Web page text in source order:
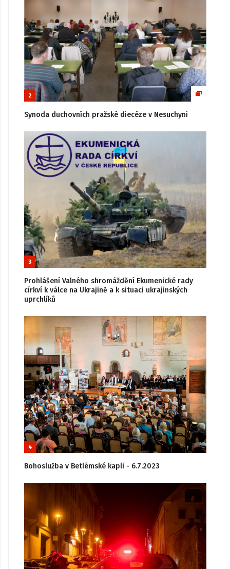
2
Synoda duchovních pražské diecéze v Nesuchyni
3
Prohlášení Valného shromáždění Ekumenické rady
církví k válce na Ukrajině a k situaci ukrajinských
uprchlíků
4
Bohoslužba v Betlémské kapli - 6.7.2023